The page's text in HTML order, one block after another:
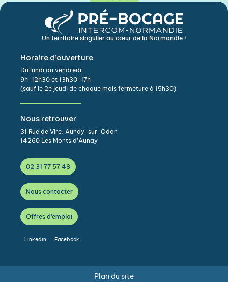
Un territoire singulier au cœur de la Normandie !
Horaire d’ouverture
Du lundi au vendredi
9h-12h30 et 13h30-17h
(sauf le 2e jeudi de chaque mois fermeture à 15h30)
Nous retrouver
31 Rue de Vire, Aunay-sur-Odon
14260 Les Monts d’Aunay
02 31 77 57 48
Nous contacter
Offres d'emploi
Linkedin Facebook
Plan du site